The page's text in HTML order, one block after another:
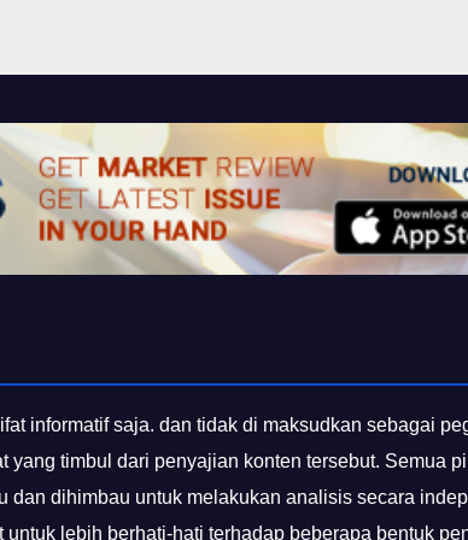
informatif saja. dan tidak di maksudkan sebagai
timbul dari penyajian konten tersebut. Semua
dan dihimbau untuk melakukan analisis secara
lebih berhati-hati terhadap beberapa bentuk